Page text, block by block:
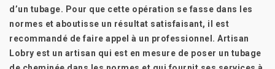
d’un tubage. Pour que cette opération se fasse dans les
normes et aboutisse un résultat satisfaisant, il est
recommandé de faire appel à un professionnel. Artisan
Lobry est un artisan qui est en mesure de poser un tubage